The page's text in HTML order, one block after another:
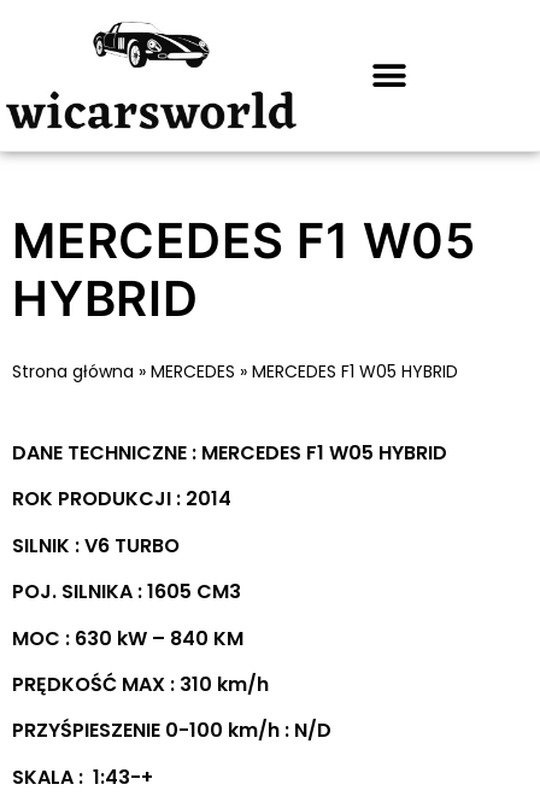
MERCEDES F1 W05
HYBRID
Strona główna » MERCEDES » MERCEDES F1 W05 HYBRID
DANE TECHNICZNE : MERCEDES F1 W05 HYBRID
ROK PRODUKCJI : 2014
SILNIK : V6 TURBO
POJ. SILNIKA : 1605 CM3
MOC : 630 kW – 840 KM
PRĘDKOŚĆ MAX : 310 km/h
PRZYŚPIESZENIE 0-100 km/h : N/D
SKALA : 1:43-+